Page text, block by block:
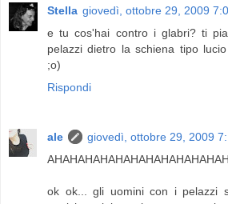
Stella giovedì, ottobre 29, 2009
e tu cos'hai contro i glabri? ti
pelazzi dietro la schiena tipo
;o)
Rispondi
ale
giovedì, ottobre 29, 2009
ok ok... gli uomini con i pelazzi